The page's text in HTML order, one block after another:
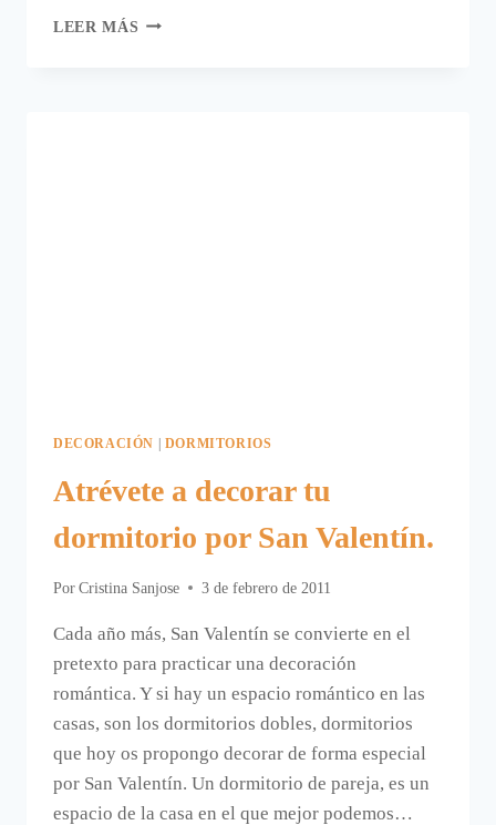
LEER MÁS REDECORACIÓN
DECORACIÓN DORMITORIOS
Atrévete a decorar tu
dormitorio por San Valentín.
Por Cristina Sanjose 3 de febrero de 2011
Cada año más, San Valentín se convierte en el
pretexto para practicar una decoración
romántica. Y si hay un espacio romántico en las
casas, son los dormitorios dobles, dormitorios
que hoy os propongo decorar de forma especial
por San Valentín. Un dormitorio de pareja, es un
espacio de la casa en el que mejor podemos…